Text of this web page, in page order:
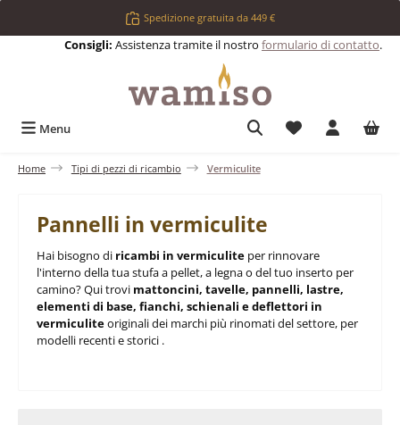
Passa al contenuto principaleSpedizione gratuita da 449 €
Consigli: Assistenza tramite il nostro formulario di contatto.
Menu Hai 0 articoli
Home Tipi di pezzi di ricambio Vermiculite
Pannelli in vermiculite
Hai bisogno di ricambi in vermiculite per rinnovare
l'interno della tua stufa a pellet, a legna o del tuo inserto per
camino? Qui trovi mattoncini, tavelle, pannelli, lastre,
elementi di base, fianchi, schienali e deflettori in
vermiculiteoriginali dei marchi più rinomati del settore, per
modelli recenti e storici .